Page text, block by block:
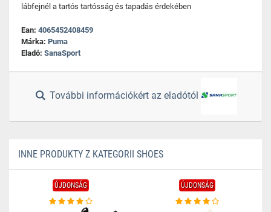
lábfejnél a tartós tartósság és tapadás érdekében
Ean: 4065452408459
Márka: Puma
Eladó: SanaSport
További információkért az eladótól
INNE PRODUKTY Z KATEGORII SHOES
ÚJDONSÁG ÚJDONSÁG